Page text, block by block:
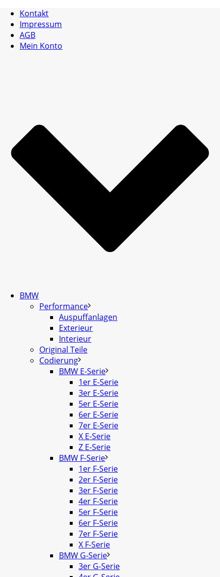
Kontakt
Impressum
AGB
Mein Konto
BMW
Performance
Auspuffanlagen
Exterieur
Interieur
Original Teile
Codierung
BMW E-Serie
1er E-Serie
3er E-Serie
5er E-Serie
6er E-Serie
7er E-Serie
X E-Serie
Z E-Serie
BMW F-Serie
1er F-Serie
2er F-Serie
3er F-Serie
4er F-Serie
5er F-Serie
6er F-Serie
7er F-Serie
X F-Serie
BMW G-Serie
3er G-Serie